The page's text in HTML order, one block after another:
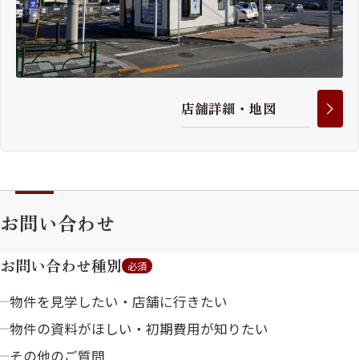
店舗詳細 ・地図
お問い合わせ
お問い合わせ種別 必須
物件を見学したい・店舗に行きたい
物件の資料がほしい・初期費用が知りたい
その他のご質問